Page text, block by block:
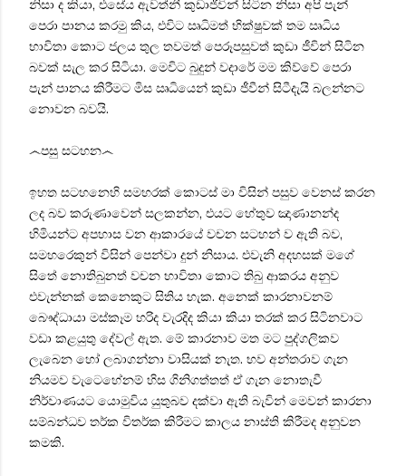
නිසා ද කියා, එසේය ඇවත්නී කුඩාජීවින් සිටින නිසා අපි පැන්
පෙරා පානය කරමු කිය, එවිට ඍධිමත් භික්ෂුවක් තම ඍධිය
භාවිතා කොට ජලය තුල තවමත් පෙරූපසුවත් කුඩා ජීවින් සිටින
බවක් සැල කර සිටියා. මෙවිට බුදුන් වදාරේ මම කිව්වේ පෙරා
පැන් පානය කිරීමට මිස ඍධියෙන් කුඩා ජීවීන් සිටීදැයි බලන්නට
නොවන බවයි.
෴පසු සටහන෴
ඉහත සටහනෙහි සමහරක් කොටස් මා විසින් පසුව වෙනස් කරන
ලද බව කරුණාවෙන් සලකන්න, එයට හේතුව ඤාණානන්ද
හිමියන්ට අපහාස වන ආකාරයේ වචන සටහන් ව ඇති බව,
සමහරෙකුන් විසින් පෙන්වා දුන් නිසාය. එවැනි අදහසක් මගේ
සිතේ නොතිබුනත් වචන භාවිතා කොට තිබු ආකරය අනුව
එවැන්නක් කෙනෙකුට සිතිය හැක. අනෙක් කාරනාවනම්
බෞද්ධායා මස්කෑම හරිද වැරදිද කියා කියා තරක් කර සිටිනවාට
වඩා කළයුතු දේවල් ඇත. මේ කාරනාව මත මට පුද්ගලිකව
ලැබෙන හෝ ලබාගන්නා වාසියක් නැත. භව අන්තරාව ගැන
නියමව වැටෙහේනම් හිස ගිනිගත්තත් ඒ ගැන නොතැවී
නිර්වාණයට යොමුවිය යුතුබව දක්වා ඇති බැවින් මෙවන් කාරනා
සම්බන්ධව තර්ක විතර්ක කිරීමට කාලය නාස්ති කිරීමද අනුවන
කමකි.